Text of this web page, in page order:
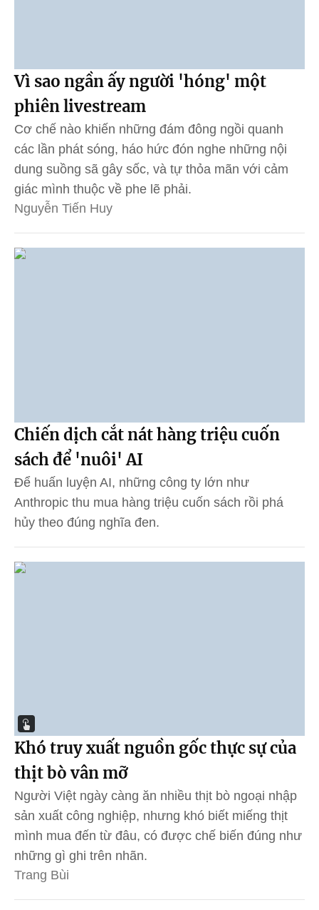
Vì sao ngần ấy người 'hóng' một
phiên livestream
Cơ chế nào khiến những đám đông ngồi quanh
các lần phát sóng, háo hức đón nghe những nội
dung suồng sã gây sốc, và tự thỏa mãn với cảm
giác mình thuộc về phe lẽ phải.
Nguyễn Tiến Huy
Chiến dịch cắt nát hàng triệu cuốn
sách để 'nuôi' AI
Để huấn luyện AI, những công ty lớn như
Anthropic thu mua hàng triệu cuốn sách rồi phá
hủy theo đúng nghĩa đen.
Khó truy xuất nguồn gốc thực sự của
thịt bò vân mỡ
Người Việt ngày càng ăn nhiều thịt bò ngoại nhập
sản xuất công nghiệp, nhưng khó biết miếng thịt
mình mua đến từ đâu, có được chế biến đúng như
những gì ghi trên nhãn.
Trang Bùi